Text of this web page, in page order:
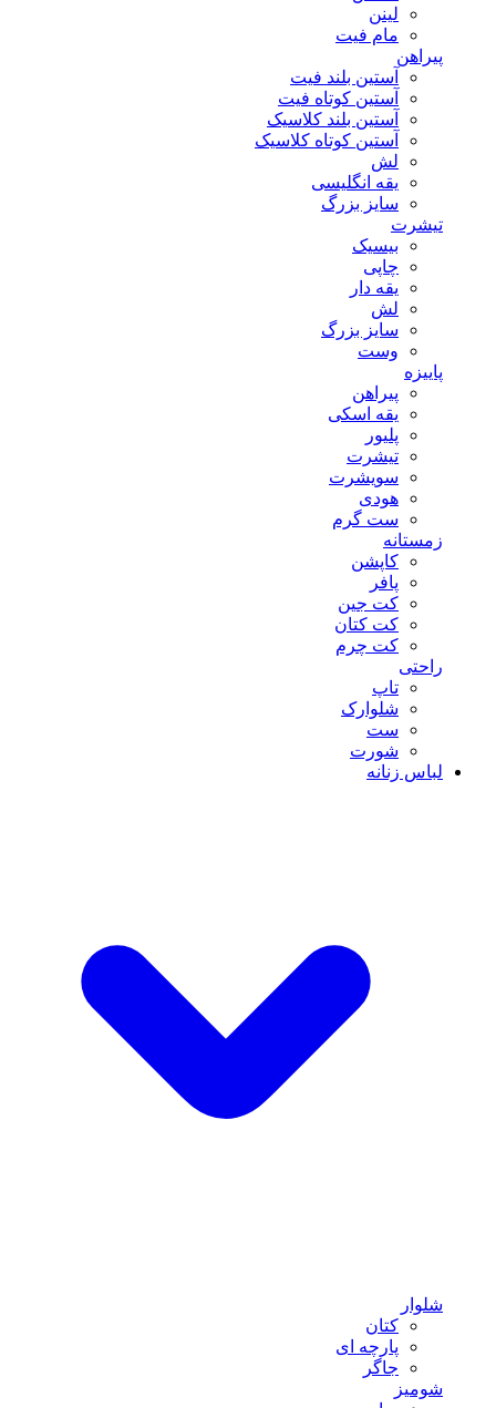
لینن
مام فیت
پیراهن
آستین بلند فیت
آستین کوتاه فیت
آستین بلند کلاسیک
آستین کوتاه کلاسیک
لش
یقه انگلیسی
سایز بزرگ
تیشرت
بیسیک
چاپی
یقه دار
لش
سایز بزرگ
وست
پاییزه
پیراهن
یقه اسکی
پلیور
تیشرت
سویشرت
هودی
ست گرم
زمستانه
کاپشن
پافر
کت جین
کت کتان
کت چرم
راحتی
تاپ
شلوارک
ست
شورت
لباس زنانه
شلوار
کتان
پارچه ای
جاگر
شومیز